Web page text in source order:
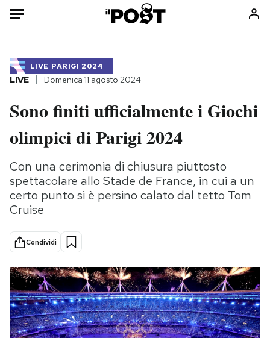
HOME
Mondo
Politica
Internet
Scienza
Cultura
Sport
Libri
Consumismi
Ok Boomer!
Media
PODCAST
NEWSLETTER
LIVE PARIGI 2024
LIVE Domenica 11 agosto 2024
Sono finiti ufficialmente i Giochi
olimpici di Parigi 2024
Con una cerimonia di chiusura piuttosto
spettacolare allo Stade de France, in cui a un
certo punto si è persino calato dal tetto Tom
Cruise
Condividi